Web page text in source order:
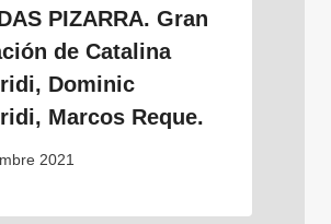
PIZARRA. Gran
de Catalina
Dominic
Marcos Reque.
2021